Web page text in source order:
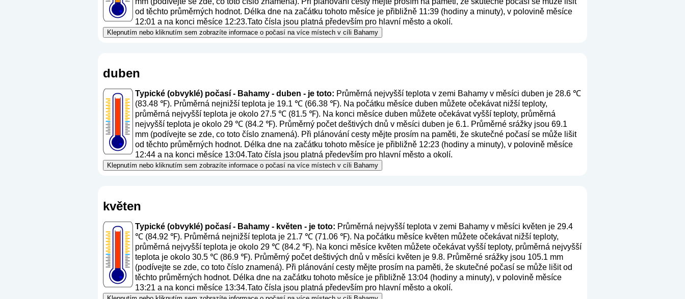
od těchto průměrných hodnot. Délka dne na začátku tohoto měsíce je přibližně 11:39 (hodiny a minuty), v polovině měsíce
12:01 a na konci měsíce 12:23.Tato čísla jsou platná především pro hlavní město a okolí.
Klepnutím nebo kliknutím sem zobrazíte informace o počasí na více místech v cíli Bahamy
duben
Typické (obvyklé) počasí - Bahamy - duben - je toto: Průměrná nejvyšší teplota v zemi Bahamy v měsíci duben je 28.6 ℃
(83.48 ℉). Průměrná nejnižší teplota je 19.1 ℃ (66.38 ℉). Na počátku měsíce duben můžete očekávat nižší teploty,
průměrná nejvyšší teplota je okolo 27.5 ℃ (81.5 ℉). Na konci měsíce duben můžete očekávat vyšší teploty, průměrná
nejvyšší teplota je okolo 29 ℃ (84.2 ℉). Průměrný počet deštivých dnů v měsíci duben je 6.1. Průměrné srážky jsou 69.1
mm (podívejte se zde, co toto číslo znamená). Při plánování cesty mějte prosím na paměti, že skutečné počasí se může lišit
od těchto průměrných hodnot. Délka dne na začátku tohoto měsíce je přibližně 12:23 (hodiny a minuty), v polovině měsíce
12:44 a na konci měsíce 13:04.Tato čísla jsou platná především pro hlavní město a okolí.
Klepnutím nebo kliknutím sem zobrazíte informace o počasí na více místech v cíli Bahamy
květen
Typické (obvyklé) počasí - Bahamy - květen - je toto: Průměrná nejvyšší teplota v zemi Bahamy v měsíci květen je 29.4
℃ (84.92 ℉). Průměrná nejnižší teplota je 21.7 ℃ (71.06 ℉). Na počátku měsíce květen můžete očekávat nižší teploty,
průměrná nejvyšší teplota je okolo 29 ℃ (84.2 ℉). Na konci měsíce květen můžete očekávat vyšší teploty, průměrná nejvyšší
teplota je okolo 30.5 ℃ (86.9 ℉). Průměrný počet deštivých dnů v měsíci květen je 9.8. Průměrné srážky jsou 105.1 mm
(podívejte se zde, co toto číslo znamená). Při plánování cesty mějte prosím na paměti, že skutečné počasí se může lišit od
těchto průměrných hodnot. Délka dne na začátku tohoto měsíce je přibližně 13:04 (hodiny a minuty), v polovině měsíce
13:21 a na konci měsíce 13:34.Tato čísla jsou platná především pro hlavní město a okolí.